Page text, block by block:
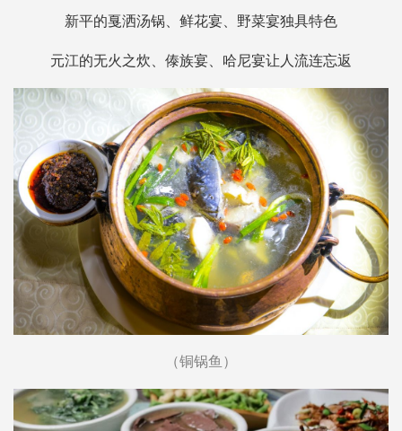
新平的戛洒汤锅、鲜花宴、野菜宴独具特色
元江的无火之炊、傣族宴、哈尼宴让人流连忘返
（铜锅鱼）